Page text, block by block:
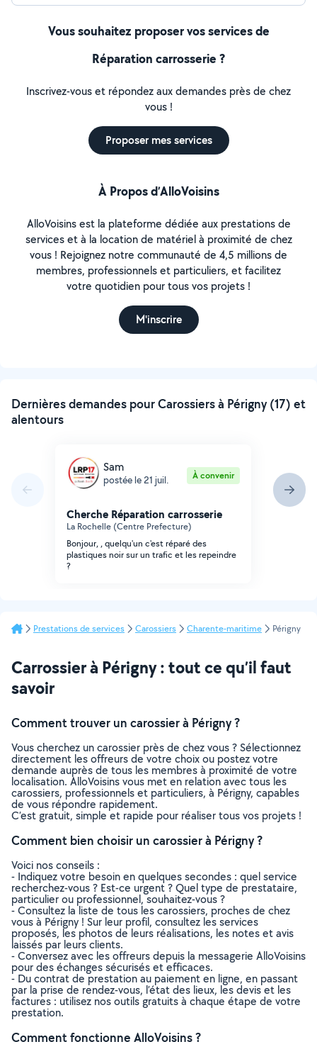
Vous souhaitez proposer vos services de
Réparation carrosserie ?
Inscrivez-vous et répondez aux demandes près de chez
vous !
Proposer mes services
À Propos d’AlloVoisins
AlloVoisins est la plateforme dédiée aux prestations de
services et à la location de matériel à proximité de chez
vous ! Rejoignez notre communauté de 4,5 millions de
membres, professionnels et particuliers, et facilitez
votre quotidien pour tous vos projets !
M'inscrire
Dernières demandes pour Carossiers à Périgny (17) et
alentours
Sam
postée le 21 juil. À convenir
Cherche Réparation carrosserie
La Rochelle (Centre Prefecture)
Bonjour, , quelqu'un c'est réparé des
plastiques noir sur un trafic et les repeindre
?
Prestations de services Carossiers Charente-maritime Périgny
Carrossier à Périgny : tout ce qu’il faut
savoir
Comment trouver un carossier à Périgny ?
Vous cherchez un carossier près de chez vous ? Sélectionnez
directement les offreurs de votre choix ou postez votre
demande auprès de tous les membres à proximité de votre
localisation. AlloVoisins vous met en relation avec tous les
carossiers, professionnels et particuliers, à Périgny, capables
de vous répondre rapidement.
C’est gratuit, simple et rapide pour réaliser tous vos projets !
Comment bien choisir un carossier à Périgny ?
Voici nos conseils :
- Indiquez votre besoin en quelques secondes : quel service
recherchez-vous ? Est-ce urgent ? Quel type de prestataire,
particulier ou professionnel, souhaitez-vous ?
- Consultez la liste de tous les carossiers, proches de chez
vous à Périgny ! Sur leur profil, consultez les services
proposés, les photos de leurs réalisations, les notes et avis
laissés par leurs clients.
- Conversez avec les offreurs depuis la messagerie AlloVoisins
pour des échanges sécurisés et efficaces.
- Du contrat de prestation au paiement en ligne, en passant
par la prise de rendez-vous, l’état des lieux, les devis et les
factures : utilisez nos outils gratuits à chaque étape de votre
prestation.
Comment fonctionne AlloVoisins ?